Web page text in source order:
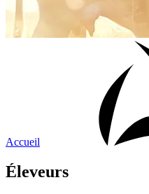
Accueil
Éleveurs